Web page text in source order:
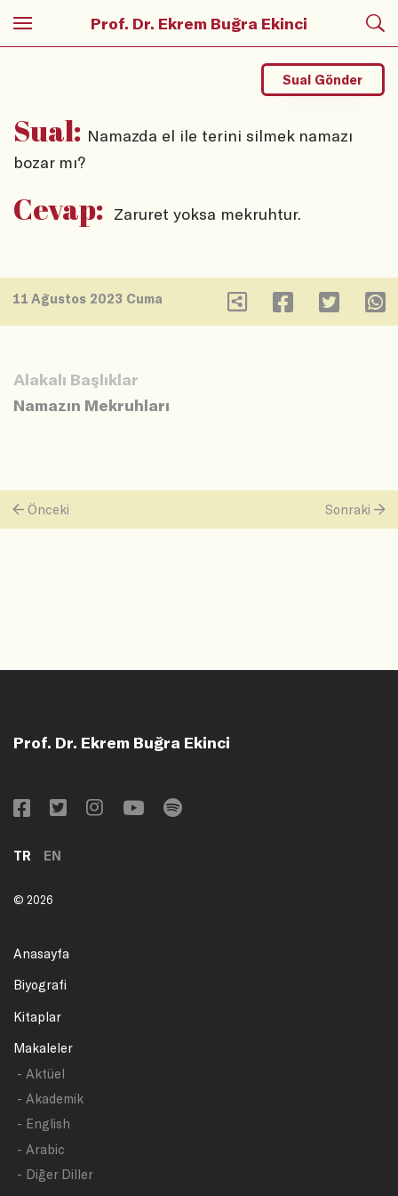
Prof. Dr. Ekrem Buğra Ekinci
Sual: Namazda el ile terini silmek namazı
bozar mı?
Sual Gönder
Cevap: Zaruret yoksa mekruhtur.
11 Ağustos 2023 Cuma
Alakalı Başlıklar
Namazın Mekruhları
Önceki Sonraki
Prof. Dr. Ekrem Buğra Ekinci
TR EN
© 2026
Anasayfa
Biyografi
Kitaplar
Makaleler
- Aktüel
- Akademik
- English
- Arabic
- Diğer Diller